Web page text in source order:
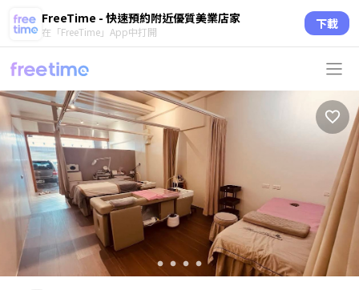
FreeTime - 快速預約附近優質美業店家
在「FreeTime」App中打開 下載
circle circle circle circle